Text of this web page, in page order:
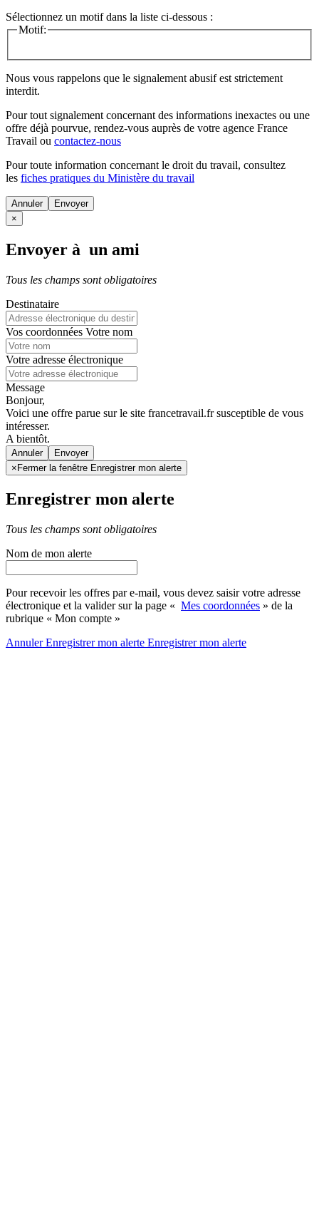
Sélectionnez un motif dans la liste ci-dessous :
Motif:
Nous vous rappelons que le signalement abusif est strictement
interdit.
Pour tout signalement concernant des informations inexactes ou une
offre déjà pourvue, rendez-vous auprès de votre agence France
Travail ou contactez-nous
Pour toute information concernant le droit du travail, consultez
les fiches pratiques du Ministère du travail
Annuler
×
Envoyer à un ami
Tous les champs sont obligatoires
Destinataire
Vos coordonnées Votre nom
Votre adresse électronique
Message
Bonjour,
Voici une offre parue sur le site francetravail.fr susceptible de vous
intéresser.
A bientôt.
Annuler
× Fermer la fenêtre Enregistrer mon alerte
Enregistrer mon alerte
Tous les champs sont obligatoires
Nom de mon alerte
Pour recevoir les offres par e-mail, vous devez saisir votre adresse
électronique et la valider sur la page « Mes coordonnées » de la
rubrique « Mon compte »
AnnulerEnregistrer mon alerte Enregistrermon alerte